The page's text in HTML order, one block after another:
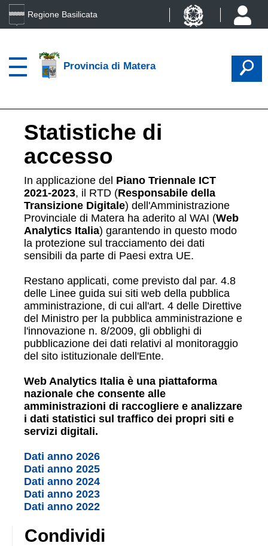
Regione Basilicata
Provincia di Matera
Statistiche di
accesso
In applicazione del Piano Triennale ICT
2021-2023, il RTD (Responsabile della
Transizione Digitale) dell'Amministrazione
Provinciale di Matera ha aderito al WAI (Web
Analytics Italia) garantendo in questo modo
la protezione sul tracciamento dei dati
sensibili da parte di Paesi extra UE.
Restano applicati, come previsto dal par. 4.8
delle Linee guida sui siti web della pubblica
amministrazione, di cui all'art. 4 delle Direttive
del Ministro per la pubblica amministrazione e
l'innovazione n. 8/2009, gli obblighi di
pubblicazione dei dati relativi al monitoraggio
del sito istituzionale dell'Ente.
Web Analytics Italia è una piattaforma
nazionale che consente alle
amministrazioni di raccogliere e analizzare
i dati statistici sul traffico dei propri siti e
servizi digitali.
Dati anno 2026
Dati anno 2025
Dati anno 2024
Dati anno 2023
Dati anno 2022
Condividi